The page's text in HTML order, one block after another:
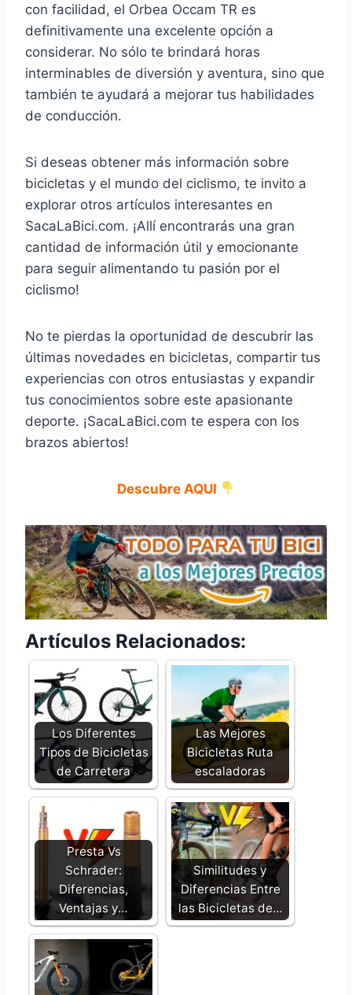
con facilidad, el Orbea Occam TR es
definitivamente una excelente opción a
considerar. No sólo te brindará horas
interminables de diversión y aventura, sino que
también te ayudará a mejorar tus habilidades
de conducción.
Si deseas obtener más información sobre
bicicletas y el mundo del ciclismo, te invito a
explorar otros artículos interesantes en
SacaLaBici.com. ¡Allí encontrarás una gran
cantidad de información útil y emocionante
para seguir alimentando tu pasión por el
ciclismo!
No te pierdas la oportunidad de descubrir las
últimas novedades en bicicletas, compartir tus
experiencias con otros entusiastas y expandir
tus conocimientos sobre este apasionante
deporte. ¡SacaLaBici.com te espera con los
brazos abiertos!
Descubre AQUI
Artículos Relacionados:
Los Diferentes
Tipos de Bicicletas
de Carretera
Las Mejores
Bicicletas Ruta
escaladoras
Presta Vs
Schrader:
Diferencias,
Ventajas y…
Similitudes y
Diferencias Entre
las Bicicletas de…